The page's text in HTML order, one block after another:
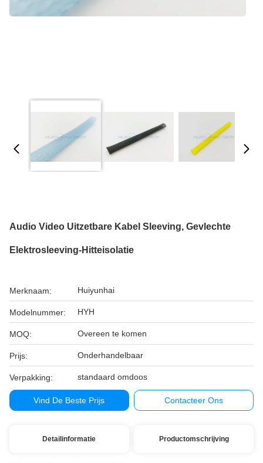
Audio Video Uitzetbare Kabel Sleeving, Gevlechte
Elektrosleeving-Hitteisolatie
Merknaam: Huiyunhai
Modelnummer: HYH
MOQ: Overeen te komen
Prijs: Onderhandelbaar
Verpakking: standaard omdoos
Vind De Beste Prijs Contacteer Ons
Detailinformatie Productomschrijving